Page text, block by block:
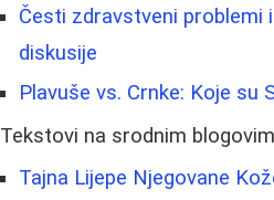
Česti zdravstveni problemi
diskusije
Plavuše vs. Crnke: Koje su
Tekstovi na srodnim
Tajna Lijepe Njegovane